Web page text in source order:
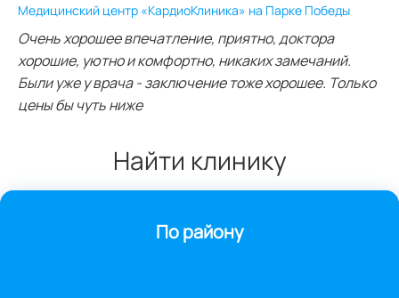
Медицинский центр «КардиоКлиника» на Парке Победы
Очень хорошее впечатление, приятно, доктора
хорошие, уютно и комфортно, никаких замечаний.
Были уже у врача - заключение тоже хорошее. Только
цены бы чуть ниже
Найти клинику
По району